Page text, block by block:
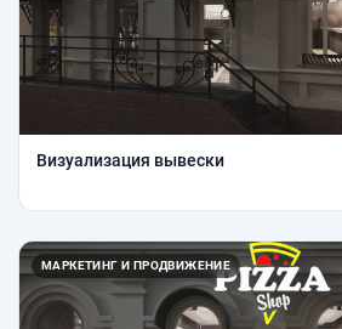
Визуализация вывески
МАРКЕТИНГ И ПРОДВИЖЕНИЕ